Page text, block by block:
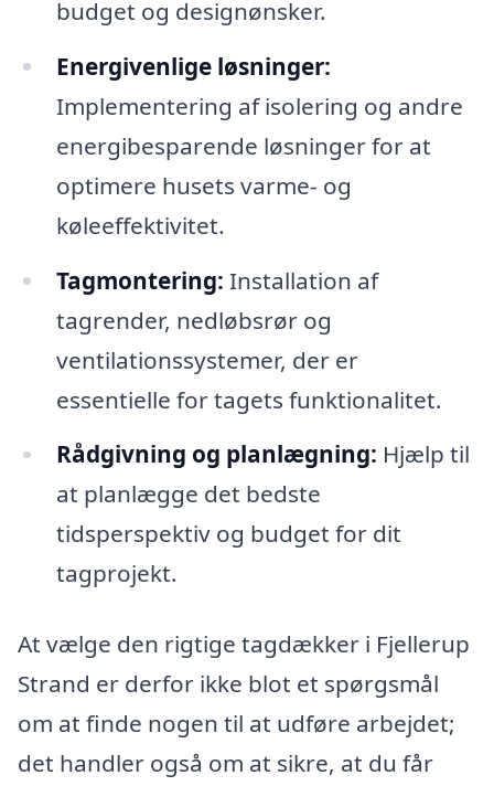
budget og designønsker.
Energivenlige løsninger:
Implementering af isolering og andre
energibesparende løsninger for at
optimere husets varme- og
køleeffektivitet.
Tagmontering: Installation af
tagrender, nedløbsrør og
ventilationssystemer, der er
essentielle for tagets funktionalitet.
Rådgivning og planlægning: Hjælp til
at planlægge det bedste
tidsperspektiv og budget for dit
tagprojekt.
At vælge den rigtige tagdækker i Fjellerup
Strand er derfor ikke blot et spørgsmål
om at finde nogen til at udføre arbejdet;
det handler også om at sikre, at du får